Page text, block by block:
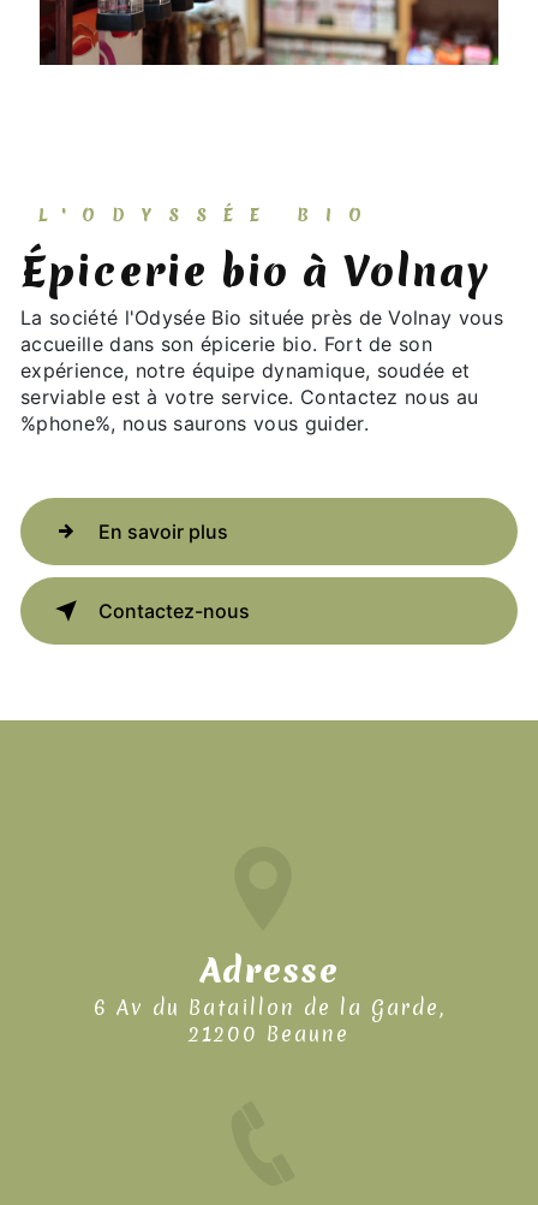
L'ODYSSÉE BIO
épicerie bio à Volnay
La société l'Odysée Bio située près de Volnay vous
accueille dans son épicerie bio. Fort de son
expérience, notre équipe dynamique, soudée et
serviable est à votre service. Contactez nous au
%phone%, nous saurons vous guider.
En savoir plus
Contactez-nous
Adresse
6 Av du Bataillon de la Garde,
21200 Beaune